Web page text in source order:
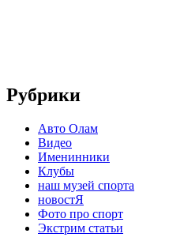
Рубрики
Авто Олам
Видео
Именинники
Клубы
наш музей спорта
новостЯ
Фото про спорт
Экстрим статьи